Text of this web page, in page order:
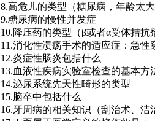
8.高危儿的类型（糖尿病，年龄太
9.糖尿病的慢性并发症
10.降压药的类型（β或者α受体拮抗
11.消化性溃疡手术的适应症：急
12.炎症性肠炎包括什么
13.血液性疾病实验室检查的基本方
14.泌尿系统先天性畸形的类型
15.脑卒中包括什么
16.牙周病的相关知识（刮治术、洁